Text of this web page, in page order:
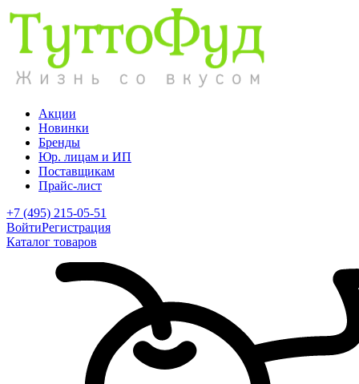
Акции
Новинки
Бренды
Юр. лицам и ИП
Поставщикам
Прайс-лист
+7 (495) 215-05-51
ВойтиРегистрация
Каталог товаров